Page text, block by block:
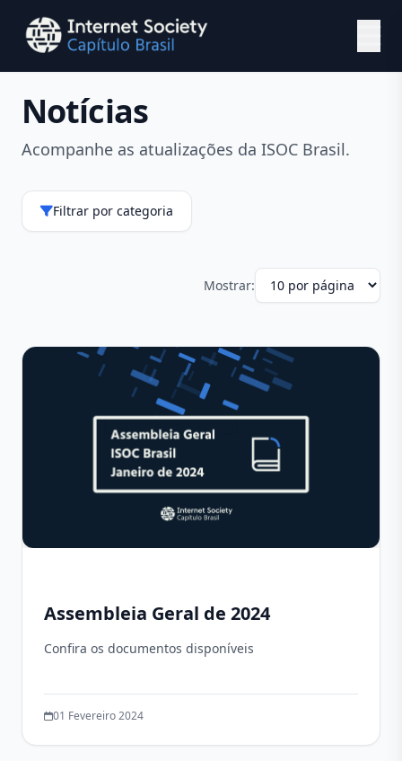
Ir para o conteúdo principal
Notícias
Acompanhe as atualizações da ISOC Brasil.
Filtrar por categoria
Mostrar:
Assembleia Geral de 2024
Confira os documentos disponíveis
01 Fevereiro 2024